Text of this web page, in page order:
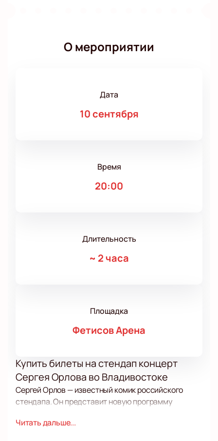
О мероприятии
Дата
10 сентября
Время
20:00
Длительность
~ 2 часа
Площадка
Фетисов Арена
Купить билеты на стендап концерт
Сергея Орлова во Владивостоке
Сергей Орлов — известный комик российского
стендапа. Он представит новую программу
услышите свежие шутки и истории из жизни.
Читать дальше...